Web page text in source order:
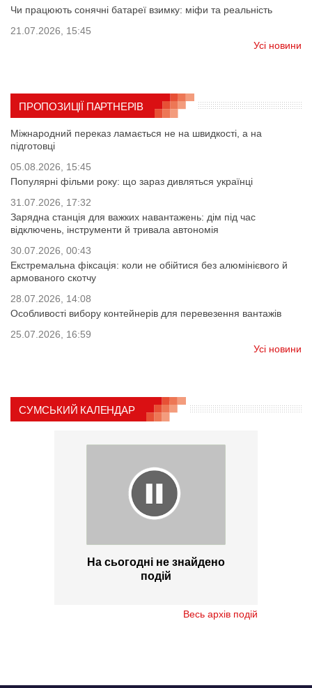
Чи працюють сонячні батареї взимку: міфи та реальність
21.07.2026, 15:45
Усі новини
ПРОПОЗИЦІЇ ПАРТНЕРІВ
Міжнародний переказ ламається не на швидкості, а на
підготовці
05.08.2026, 15:45
Популярні фільми року: що зараз дивляться українці
31.07.2026, 17:32
Зарядна станція для важких навантажень: дім під час
відключень, інструменти й тривала автономія
30.07.2026, 00:43
Екстремальна фіксація: коли не обійтися без алюмінієвого й
армованого скотчу
28.07.2026, 14:08
Особливості вибору контейнерів для перевезення вантажів
25.07.2026, 16:59
Усі новини
СУМСЬКИЙ КАЛЕНДАР
На сьогодні не знайдено
подій
Весь архів подій